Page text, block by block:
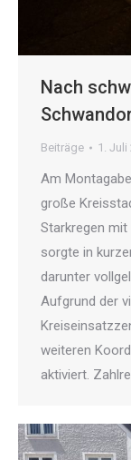
Nach
Beiträge 1. Juli
Am
große
Starkregen
sorgte in
darunter
Aufgrund der
weiteren
aktiviert.